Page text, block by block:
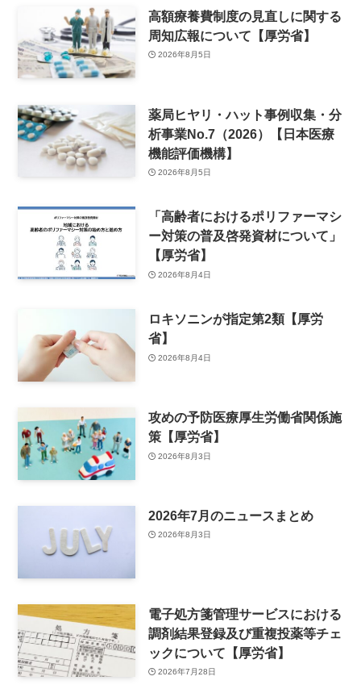
高額療養費制度の見直しに関する
周知広報について【厚労省】
2026年8月5日
薬局ヒヤリ・ハット事例収集・分
析事業No.7（2026）【日本医療
機能評価機構】
2026年8月5日
「高齢者におけるポリファーマシ
ー対策の普及啓発資材について」
【厚労省】
2026年8月4日
ロキソニンが指定第2類【厚労
省】
2026年8月4日
攻めの予防医療厚生労働省関係施
策【厚労省】
2026年8月3日
2026年7月のニュースまとめ
2026年8月3日
電子処方箋管理サービスにおける
調剤結果登録及び重複投薬等チェ
ックについて【厚労省】
2026年7月28日